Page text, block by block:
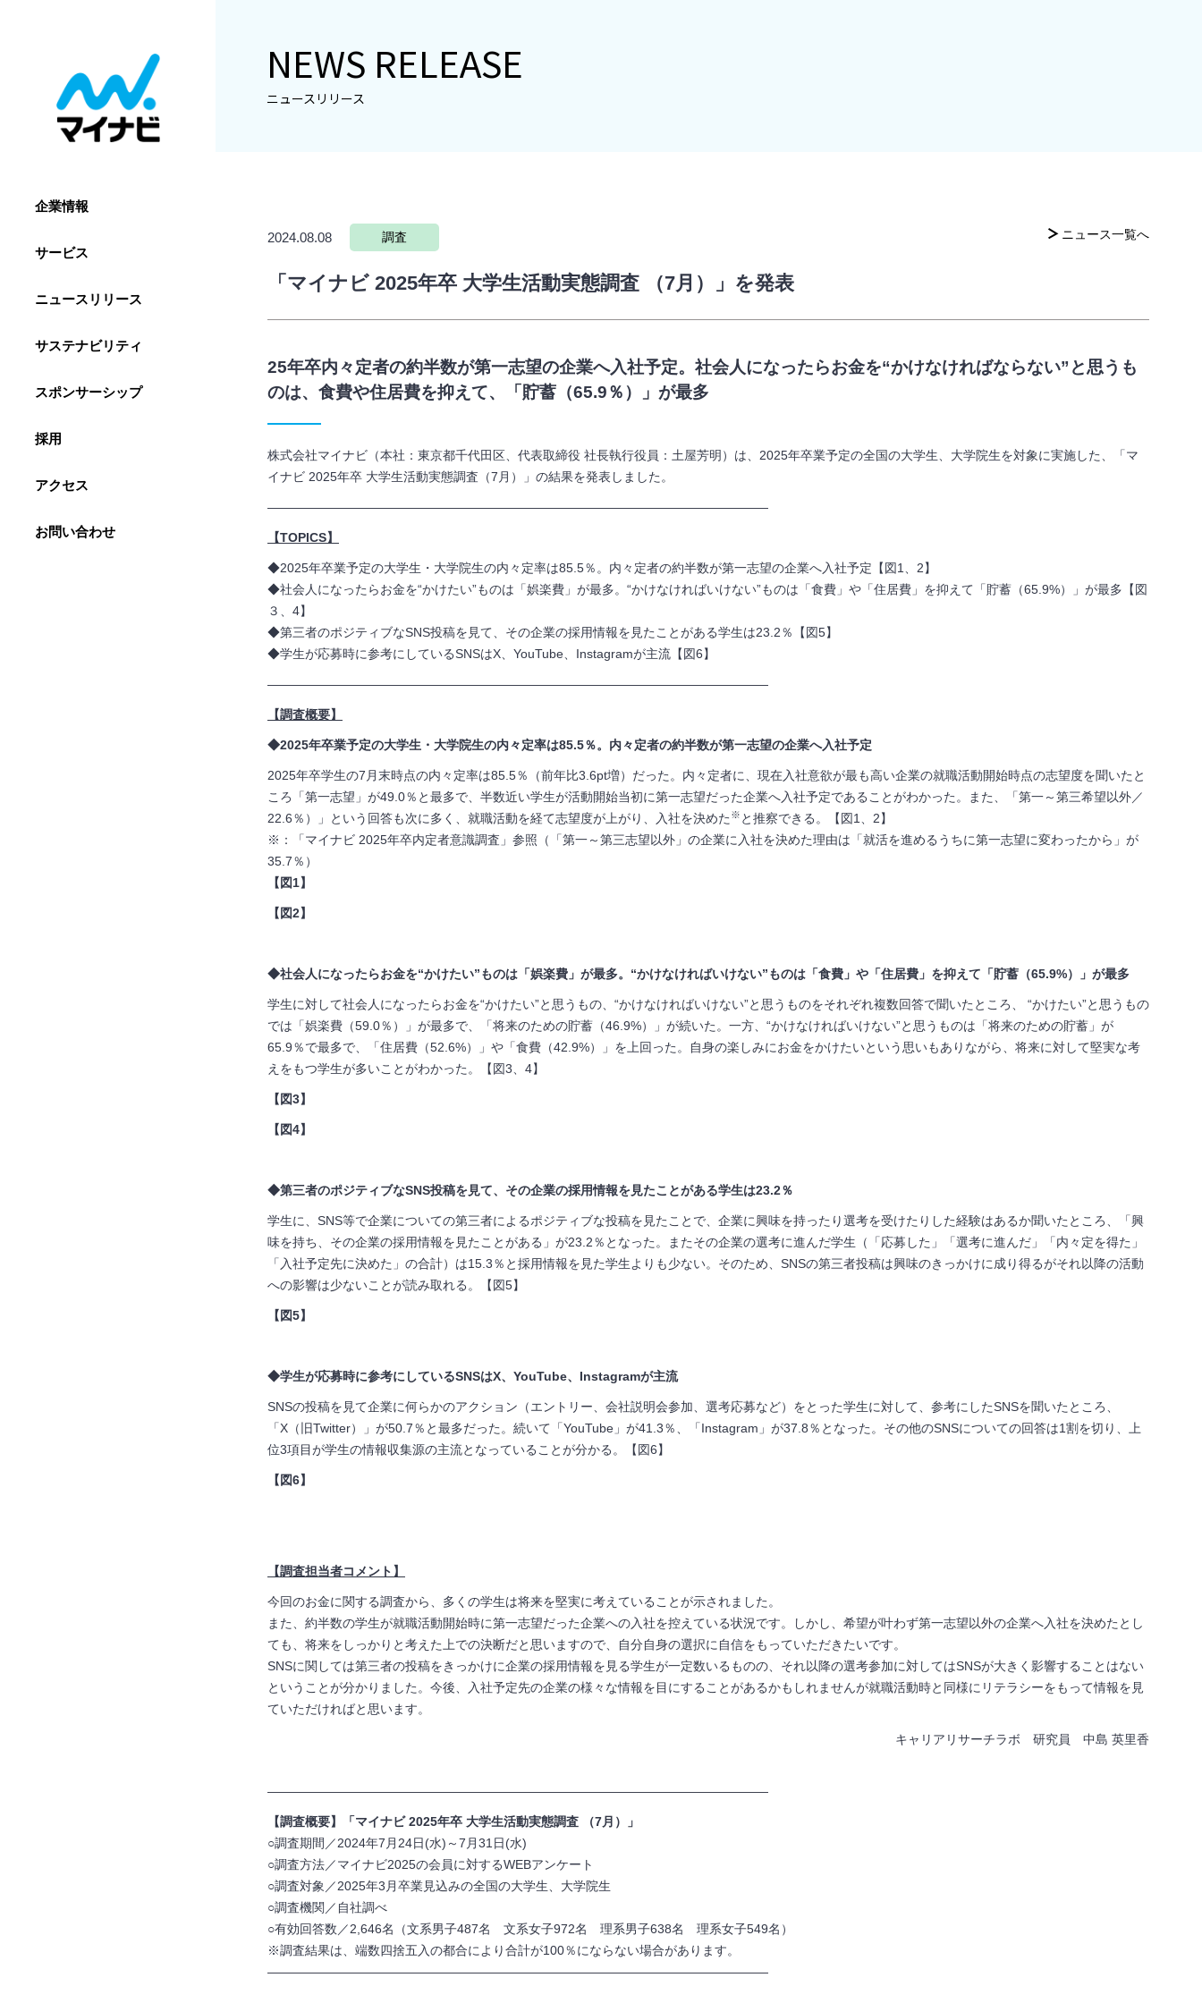
企業情報
サービス
ニュースリリース
サステナビリティ
スポンサーシップ
採用
アクセス
お問い合わせ
NEWS RELEASE
ニュースリリース
2024.08.08 調査 ニュース一覧へ
「マイナビ 2025年卒 大学生活動実態調査 （7月）」を発表
25年卒内々定者の約半数が第一志望の企業へ入社予定。社会人になったらお金を“かけなければならない”と思うも
のは、食費や住居費を抑えて、「貯蓄（65.9％）」が最多
株式会社マイナビ（本社：東京都千代田区、代表取締役 社長執行役員：土屋芳明）は、2025年卒業予定の全国の大学生、大学院生を対象に実施した、「マ
イナビ 2025年卒 大学生活動実態調査（7月）」の結果を発表しました。
————————————————————————————————————————
【TOPICS】
◆2025年卒業予定の大学生・大学院生の内々定率は85.5％。内々定者の約半数が第一志望の企業へ入社予定【図1、2】
◆社会人になったらお金を“かけたい”ものは「娯楽費」が最多。“かけなければいけない”ものは「食費」や「住居費」を抑えて「貯蓄（65.9%）」が最多【図
３、4】
◆第三者のポジティブなSNS投稿を見て、その企業の採用情報を見たことがある学生は23.2％【図5】
◆学生が応募時に参考にしているSNSはX、YouTube、Instagramが主流【図6】
————————————————————————————————————————
【調査概要】
◆2025年卒業予定の大学生・大学院生の内々定率は85.5％。 内々定者の約半数が第一志望の企業へ入社予定
2025年卒学生の7月末時点の内々定率は85.5％（前年比3.6pt増）だった。内々定者に、現在入社意欲が最も高い企業の就職活動開始時点の志望度を聞いたと
ころ「第一志望」が49.0％と最多で、半数近い学生が活動開始当初に第一志望だった企業へ入社予定であることがわかった。また、「第一～第三希望以外／
22.6％）」という回答も次に多く、就職活動を経て志望度が上がり、入社を決めた ※ と推察できる。【図1、2】
※：「マイナビ 2025年卒内定者意識調査」参照（「第一～第三志望以外」の企業に入社を決めた理由は「就活を進めるうちに第一志望に変わったから」が
35.7％）
【図1】
【図2】
◆社会人になったらお金を“かけたい”ものは「娯楽費」が最多。“かけなければいけない”ものは「食費」や「住居費」を抑えて「貯蓄（65.9%）」が最多
学生に対して社会人になったらお金を“かけたい”と思うもの、“かけなければいけない”と思うものをそれぞれ複数回答で聞いたところ、 “かけたい”と思うもの
では「娯楽費（59.0％）」が最多で、「将来のための貯蓄（46.9%）」が続いた。一方、“かけなければいけない”と思うものは「将来のための貯蓄」が
65.9％で最多で、「住居費（52.6%）」や「食費（42.9%）」を上回った。自身の楽しみにお金をかけたいという思いもありながら、将来に対して堅実な考
えをもつ学生が多いことがわかった。【図3、4】
【図3】
【図4】
◆第三者のポジティブなSNS投稿を見て、その企業の採用情報を見たことがある学生は23.2％
学生に、SNS等で企業についての第三者によるポジティブな投稿を見たことで、企業に興味を持ったり選考を受けたりした経験はあるか聞いたところ、「興
味を持ち、その企業の採用情報を見たことがある」が23.2％となった。またその企業の選考に進んだ学生（「応募した」「選考に進んだ」「内々定を得た」
「入社予定先に決めた」の合計）は15.3％と採用情報を見た学生よりも少ない。そのため、SNSの第三者投稿は興味のきっかけに成り得るがそれ以降の活動
への影響は少ないことが読み取れる。【図5】
【図5】
◆学生が応募時に参考にしているSNSはX、YouTube、Instagramが主流
SNSの投稿を見て企業に何らかのアクション（エントリー、会社説明会参加、選考応募など）をとった学生に対して、参考にしたSNSを聞いたところ、
「X（旧Twitter）」が50.7％と最多だった。続いて「YouTube」が41.3％、「Instagram」が37.8％となった。その他のSNSについての回答は1割を切り、上
位3項目が学生の情報収集源の主流となっていることが分かる。【図6】
【図6】
【調査担当者コメント】
今回のお金に関する調査から、多くの学生は将来を堅実に考えていることが示されました。
また、約半数の学生が就職活動開始時に第一志望だった企業への入社を控えている状況です。しかし、希望が叶わず第一志望以外の企業へ入社を決めたとし
ても、将来をしっかりと考えた上での決断だと思いますので、自分自身の選択に自信をもっていただきたいです。
SNSに関しては第三者の投稿をきっかけに企業の採用情報を見る学生が一定数いるものの、それ以降の選考参加に対してはSNSが大きく影響することはない
ということが分かりました。今後、入社予定先の企業の様々な情報を目にすることがあるかもしれませんが就職活動時と同様にリテラシーをもって情報を見
ていただければと思います。
キャリアリサーチラボ 研究員 中島 英里香
————————————————————————————————————————
【調査概要】「マイナビ 2025年卒 大学生活動実態調査 （7月）」
○調査期間／2024年7月24日(水)～7月31日(水)
○調査方法／マイナビ2025の会員に対するWEBアンケート
○調査対象／2025年3月卒業見込みの全国の大学生、大学院生
○調査機関／自社調べ
○有効回答数／2,646名（文系男子487名 文系女子972名 理系男子638名 理系女子549名）
※調査結果は、端数四捨五入の都合により合計が100％にならない場合があります。
————————————————————————————————————————